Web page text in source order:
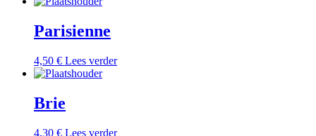
Parisienne
4,50 € Lees verder
Brie
4,30 € Lees verder